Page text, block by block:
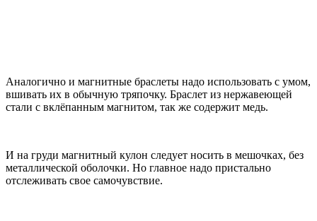
Аналогично и магнитные браслеты надо использовать с умом,
вшивать их в обычную тряпочку. Браслет из нержавеющей
стали с вклёпанным магнитом, так же содержит медь.
И на груди магнитный кулон следует носить в мешочках, без
металлической оболочки. Но главное надо пристально
отслеживать свое самочувствие.